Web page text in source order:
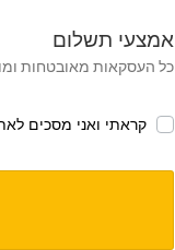
אמצעי תשלום
כל העסקאות מאובטחות
קראתי ואני מסכים